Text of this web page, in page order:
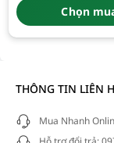
là:
210.000 đ.
tại
là:
180.000 đ.
Chọn
THÔNG TIN LIÊN
Mua Nhanh